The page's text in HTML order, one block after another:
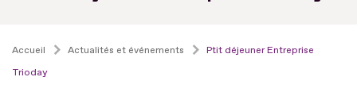
Accueil Actualités et événements
Ptit déjeuner Entreprise
Trioday